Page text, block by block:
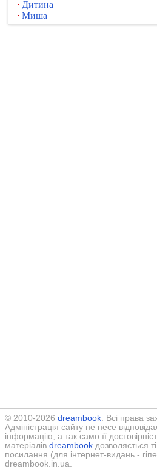
Дитина
Миша
© 2010-2026 dreambook. Всі права
Адміністрація сайту не несе
інформацію, а так само її
матеріалів dreambook дозволяється
посилання (для інтернет-видань -
dreambook.in.ua.